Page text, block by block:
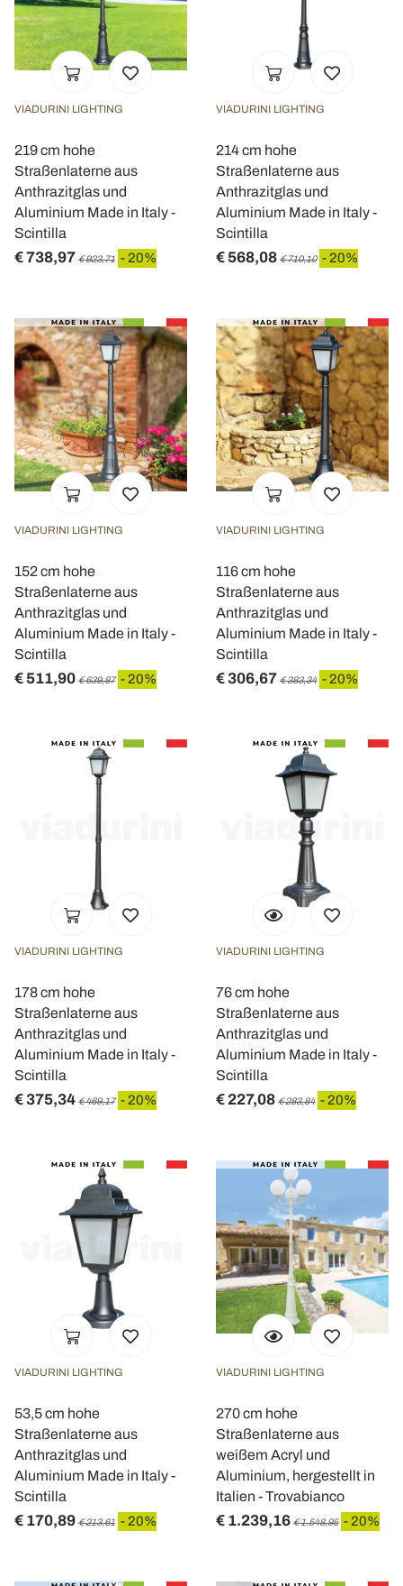
VIADURINI LIGHTING
219 cm hohe
Straßenlaterne aus
Anthrazitglas und
Aluminium Made in Italy -
Scintilla
€ 738,97 € 923,71 - 20%
VIADURINI LIGHTING
214 cm hohe
Straßenlaterne aus
Anthrazitglas und
Aluminium Made in Italy -
Scintilla
€ 568,08 € 710,10 - 20%
VIADURINI LIGHTING
152 cm hohe
Straßenlaterne aus
Anthrazitglas und
Aluminium Made in Italy -
Scintilla
€ 511,90 € 639,87 - 20%
VIADURINI LIGHTING
116 cm hohe
Straßenlaterne aus
Anthrazitglas und
Aluminium Made in Italy -
Scintilla
€ 306,67 € 383,34 - 20%
VIADURINI LIGHTING
178 cm hohe
Straßenlaterne aus
Anthrazitglas und
Aluminium Made in Italy -
Scintilla
€ 375,34 € 469,17 - 20%
VIADURINI LIGHTING
76 cm hohe
Straßenlaterne aus
Anthrazitglas und
Aluminium Made in Italy -
Scintilla
€ 227,08 € 283,84 - 20%
VIADURINI LIGHTING
53,5 cm hohe
Straßenlaterne aus
Anthrazitglas und
Aluminium Made in Italy -
Scintilla
€ 170,89 € 213,61 - 20%
VIADURINI LIGHTING
270 cm hohe
Straßenlaterne aus
weißem Acryl und
Aluminium, hergestellt in
Italien - Trovabianco
€ 1.239,16 € 1.548,95 - 20%